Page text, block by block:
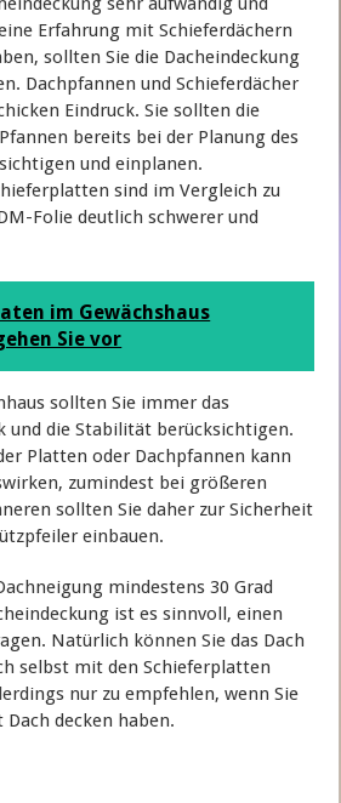
Erfahrung mit Schieferdächern
sollten Sie die Dacheindeckung
Dachpfannen und Schieferdächer
Eindruck. Sie sollten die
bereits bei der Planung des
und einplanen.
sind im Vergleich zu
Folie deutlich schwerer und
im Gewächshaus
Sie vor
sollten Sie immer das
und die Stabilität berücksichtigen.
Platten oder Dachpfannen kann
zumindest bei größeren
sollten Sie daher zur Sicherheit
einbauen.
mindestens 30 Grad
ist es sinnvoll, einen
Natürlich können Sie das Dach
selbst mit den Schieferplatten
nur zu empfehlen, wenn Sie
decken haben.